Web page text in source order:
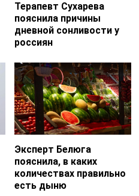
Терапевт Сухарева
пояснила причины
дневной сонливости у
россиян
Эксперт Белюга
пояснила, в каких
количествах правильно
есть дыню